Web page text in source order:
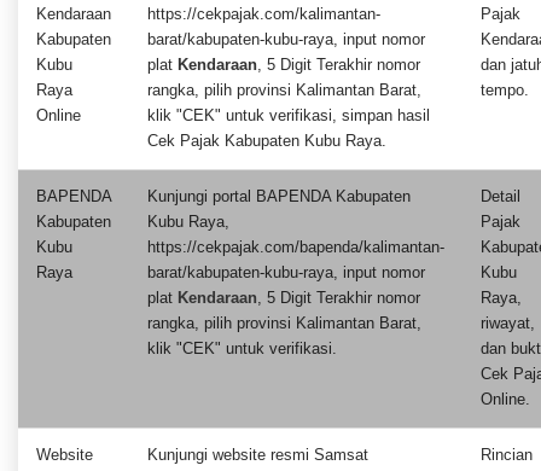
Kendaraan
Kabupaten
Kubu
Raya
Online
https://cekpajak.com/kalimantan-
barat/kabupaten-kubu-raya, input nomor
plat Kendaraan, 5 Digit Terakhir nomor
rangka, pilih provinsi Kalimantan Barat,
klik "CEK" untuk verifikasi, simpan hasil
Cek Pajak Kabupaten Kubu Raya.
Pajak
dan
tempo.
BAPENDA
Kabupaten
Kubu
Raya
Kunjungi portal BAPENDA Kabupaten
Kubu Raya,
https://cekpajak.com/bapenda/kalimantan-
barat/kabupaten-kubu-raya, input nomor
plat Kendaraan, 5 Digit Terakhir nomor
rangka, pilih provinsi Kalimantan Barat,
klik "CEK" untuk verifikasi.
Detail
Pajak
Kubu
Raya,
riwayat,
dan
Cek
Online.
Website Kunjungi website resmi Samsat Rincian